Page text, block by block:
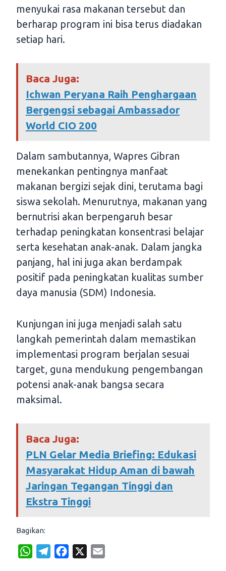
menyukai rasa makanan tersebut dan
berharap program ini bisa terus diadakan
setiap hari.
Baca Juga:
Ichwan Peryana Raih Penghargaan
Bergengsi sebagai Ambassador
World CIO 200
Dalam sambutannya, Wapres Gibran
menekankan pentingnya manfaat
makanan bergizi sejak dini, terutama bagi
siswa sekolah. Menurutnya, makanan yang
bernutrisi akan berpengaruh besar
terhadap peningkatan konsentrasi belajar
serta kesehatan anak-anak. Dalam jangka
panjang, hal ini juga akan berdampak
positif pada peningkatan kualitas sumber
daya manusia (SDM) Indonesia.
Kunjungan ini juga menjadi salah satu
langkah pemerintah dalam memastikan
implementasi program berjalan sesuai
target, guna mendukung pengembangan
potensi anak-anak bangsa secara
maksimal.
Baca Juga:
PLN Gelar Media Briefing: Edukasi
Masyarakat Hidup Aman di bawah
Jaringan Tegangan Tinggi dan
Ekstra Tinggi
Bagikan:
W